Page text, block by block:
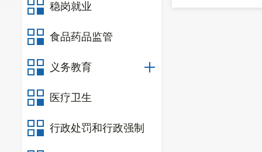
稳岗就业
食品药品监管
义务教育
医疗卫生
行政处罚和行政强制